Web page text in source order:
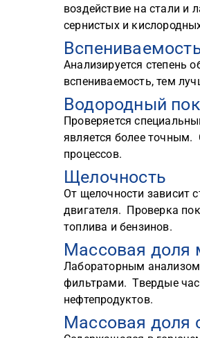
воздействие на стали и
сернистых и
Анализируется степень
вспениваемость, тем
Водородный
Проверяется
является более точным.
процессов.
Щелочность
От щелочности зависит
двигателя. Проверка
топлива и бензинов.
Массовая доля
Лабораторным
фильтрами. Твердые
нефтепродуктов.
Массовая доля